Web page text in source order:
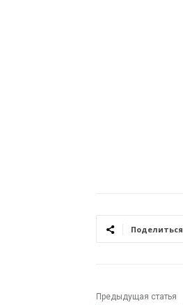
Поделиться
Предыдущая статья